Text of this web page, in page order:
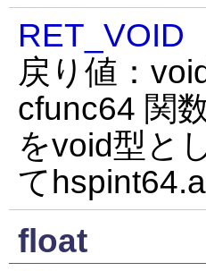
RET_VOID
戻り値：
cfunc64 関
をvoid型と
て
float